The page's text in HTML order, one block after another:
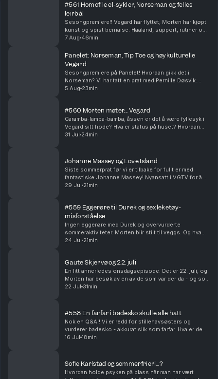
#561 Homofile el-sykler, Norseman og felles
leirbål
Sesongpremiere!! Vegard har flyttet, Morten har kjøpt
kunst og spist bernaise. Haaland, support, rutiner og
festival - et fullt sommerkjør er over. Få på noe suziki!!
7 Aug 46min
Panelet: Norseman, Tip Toe og høykulturelle
Vegard
Sesongpremiere på Panelet! Hvordan gikk det i
Norseman? Vi har tatt en prat med Pernille Døsvik.
Morten har fått oppheng på ny serie og Vegard har
5 Aug 23min
#560 Morten møter... Vegard
Caramba-lamba-bamba, åssen er det å være fyllesyk i
Vegard sitt hode? Hva er status på huset? Hvordan
skal Vegard lage egne juletradisjoner? Produsert av
31 Jul 24min
Johanne Massey og Love Island
Siste sommerprat før vi er tilbake for fullt er med
fantastiske Johanne Massey! Nyansatt i VGTV for å
løfte Love Island til nye høyder. Hvordan hadde
29 Jul 21min
#559 Eggerøre til Durek og sexleketøy-
misforståelse
Ingen eggerøre med Durek og overvurderte
sommeraktiviteter. Morten blir stilt til veggs. Og hva
hvis Vegard egentlig bare har vært en hemmelig agent
24 Jul 21min
Gaute Skjervø og 22. juli
En litt annerledes onsdagsepisode. Det er 22. juli, og
Morten har besøk av en av de som var der da - og som
fremdeles lever med trusler og bekymring. Hvordan
22 Jul 31min
#558 En farfar i badesko skulle alle hatt
Nok en Q&A!! Vi er redd for stillehavsøsters og
vurderer badesko - akkurat slik som farfar. Hva er den
pinligste meldingen vi har sendt feil? Og hvilke
16 Jul 18min
Sofie Karlstad og sommerfrieri...?
Hvordan holde psyken på plass når man har vært